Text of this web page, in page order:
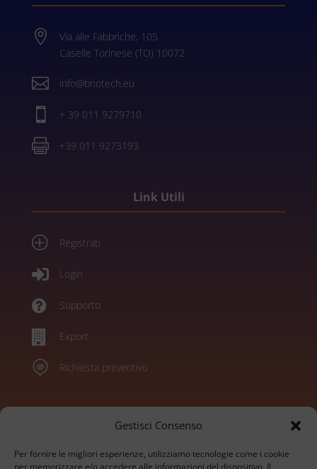
Gestisci Consenso
Per fornire le migliori esperienze, utilizziamo tecnologie come i cookie
per memorizzare e/o accedere alle informazioni del dispositivo. Il

Via alle Fabbriche, 105
Caselle Torinese (TO) 10072
 info@briotech.eu
 + 39 011 9279710
 +39 011 9273193
Link Utili
P Registrati
 Login
 Supporto
 Export
 Richiesta preventivo
Marchi
Konica Minolta